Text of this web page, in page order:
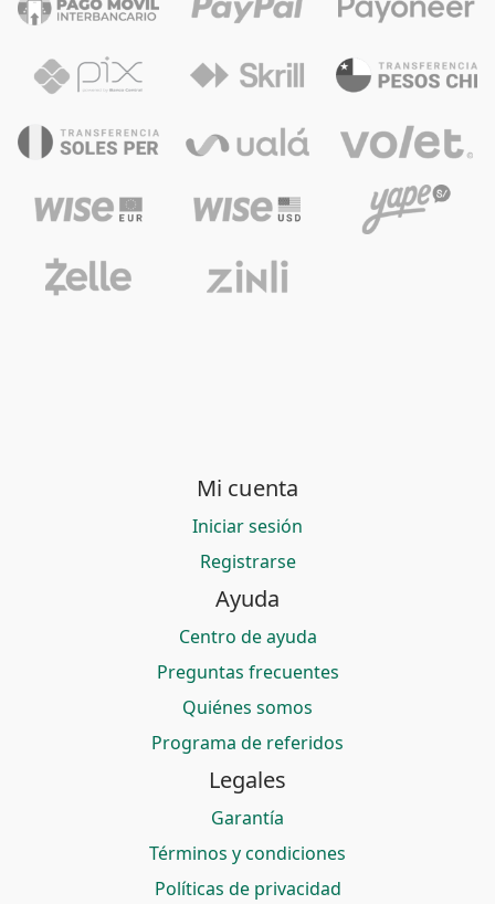
Mi cuenta
Iniciar sesión
Registrarse
Ayuda
Centro de ayuda
Preguntas frecuentes
Quiénes somos
Programa de referidos
Legales
Garantía
Términos y condiciones
Políticas de privacidad